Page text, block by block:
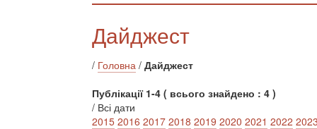
Дайджест
/ Головна / Дайджест
Публікації 1-4 ( всього знайдено : 4 )
/ Всі дати
2015 2016 2017 2018 2019 2020 2021 2022